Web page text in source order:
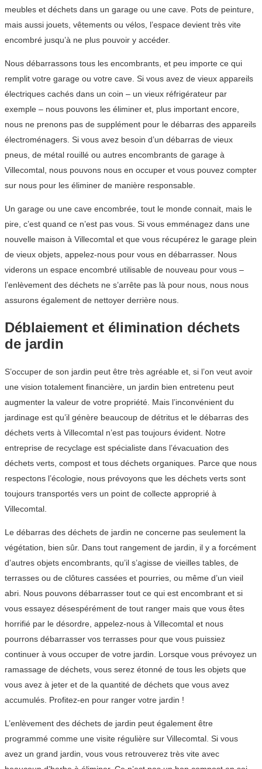
meubles et déchets dans un garage ou une cave. Pots de peinture,
mais aussi jouets, vêtements ou vélos, l’espace devient très vite
encombré jusqu’à ne plus pouvoir y accéder.
Nous débarrassons tous les encombrants, et peu importe ce qui
remplit votre garage ou votre cave. Si vous avez de vieux appareils
électriques cachés dans un coin – un vieux réfrigérateur par
exemple – nous pouvons les éliminer et, plus important encore,
nous ne prenons pas de supplément pour le débarras des appareils
électroménagers. Si vous avez besoin d’un débarras de vieux
pneus, de métal rouillé ou autres encombrants de garage à
Villecomtal, nous pouvons nous en occuper et vous pouvez compter
sur nous pour les éliminer de manière responsable.
Un garage ou une cave encombrée, tout le monde connait, mais le
pire, c’est quand ce n’est pas vous. Si vous emménagez dans une
nouvelle maison à Villecomtal et que vous récupérez le garage plein
de vieux objets, appelez-nous pour vous en débarrasser. Nous
viderons un espace encombré utilisable de nouveau pour vous –
l’enlèvement des déchets ne s’arrête pas là pour nous, nous nous
assurons également de nettoyer derrière nous.
Déblaiement et élimination déchets
de jardin
S’occuper de son jardin peut être très agréable et, si l’on veut avoir
une vision totalement financière, un jardin bien entretenu peut
augmenter la valeur de votre propriété. Mais l’inconvénient du
jardinage est qu’il génère beaucoup de détritus et le débarras des
déchets verts à Villecomtal n’est pas toujours évident. Notre
entreprise de recyclage est spécialiste dans l’évacuation des
déchets verts, compost et tous déchets organiques. Parce que nous
respectons l’écologie, nous prévoyons que les déchets verts sont
toujours transportés vers un point de collecte approprié à
Villecomtal.
Le débarras des déchets de jardin ne concerne pas seulement la
végétation, bien sûr. Dans tout rangement de jardin, il y a forcément
d’autres objets encombrants, qu’il s’agisse de vieilles tables, de
terrasses ou de clôtures cassées et pourries, ou même d’un vieil
abri. Nous pouvons débarrasser tout ce qui est encombrant et si
vous essayez désespérément de tout ranger mais que vous êtes
horrifié par le désordre, appelez-nous à Villecomtal et nous
pourrons débarrasser vos terrasses pour que vous puissiez
continuer à vous occuper de votre jardin. Lorsque vous prévoyez un
ramassage de déchets, vous serez étonné de tous les objets que
vous avez à jeter et de la quantité de déchets que vous avez
accumulés. Profitez-en pour ranger votre jardin !
L’enlèvement des déchets de jardin peut également être
programmé comme une visite régulière sur Villecomtal. Si vous
avez un grand jardin, vous vous retrouverez très vite avec